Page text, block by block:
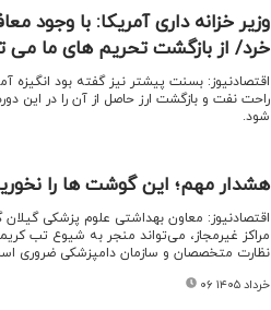
وزیر خزانه داری آمریکا: با
خرد/ از بازگشت تحریم های ما می
اقتصادنیوز: بسنت پیشتر نیز گفته بود انگیزه
راحت نفت و بازگشت ارز حاصل از آن را در این
شود.
هشدار مهم؛ این گوشت ها را
اقتصادنیوز: معاون بهداشتی علوم پزشکی
مراکز غیرمجاز، می‌تواند منجر به شیوع تب
نظارت متخصصان و سازمان دامپزشکی ضروری
۰۶ خرداد ۱۴۰۵